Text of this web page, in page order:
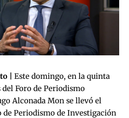
|
Este domingo, en la quinta
Foro de Periodismo
Alconada Mon se llevó el
Periodismo de Investigación